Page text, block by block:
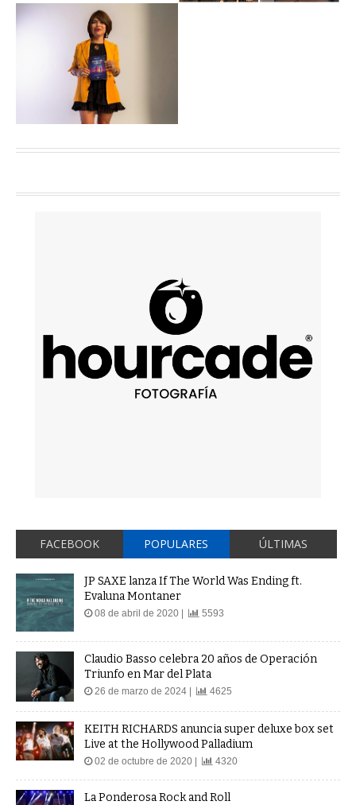
FACEBOOK POPULARES ÚLTIMAS
JP SAXE lanza If The World Was Ending ft.
Evaluna Montaner
08 de abril de 2020 | 5593
Claudio Basso celebra 20 años de Operación
Triunfo en Mar del Plata
26 de marzo de 2024 | 4625
KEITH RICHARDS anuncia super deluxe box set
Live at the Hollywood Palladium
02 de octubre de 2020 | 4320
La Ponderosa Rock and Roll